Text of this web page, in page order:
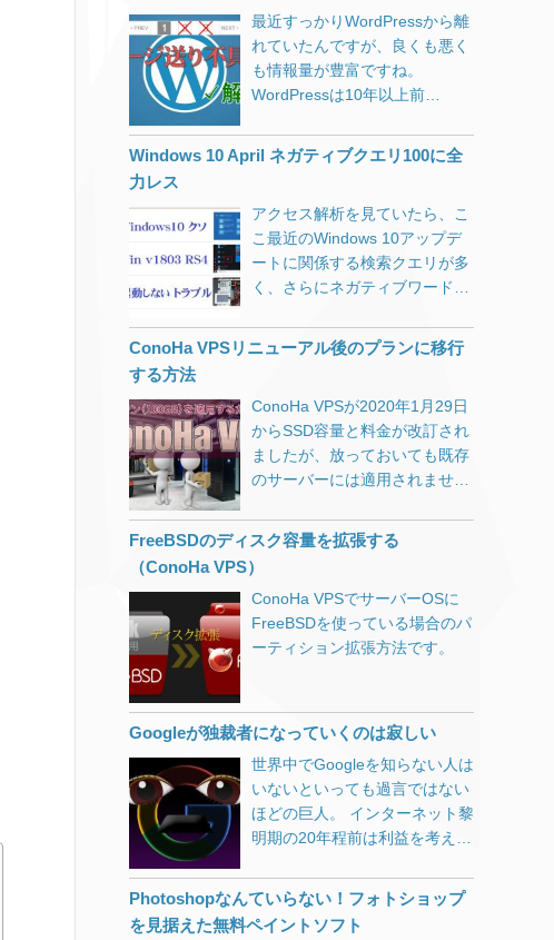
図に対応しています。 readme
に書き忘れてしまいましたが、
マップ表示のショートコードは
[lmap]で表示されます。（エル
マップではありません） WP
mapper.zip（WordPress用MAP
登録プラグイン） Download
WordPress公式サイト 当サイト
※WordPress公式サイトからの
す。（名称を変更等、新しいバ
方法 普通のプラグインと同じで
すが、まだWordPress.orgには
登録されていませんので、zipア
ーカイブをダウンロード・解凍
したものをFTP等でアップロー
ドしてください。
【2019.05.01追記】令和初日に
WordPress公式プラグインとし
て登録されました。その際
leafletから始まる名前はNGとい
上記よりleaflet-mapper.zip（ま
たはwp-leaflet-mapper.zip）を
ダウンロードする パソコンで解
凍する /wp-content/pluginsディ
レクトリにleaflet-mapperフォ
ルダをアップロードする
グインを有効にする WP Leaflet
Mapperの使い方 必要に応じて
「設定」－「Leaflet-Mapper」
でお願いしました。（工事に来
ていただいた業者様、忙しい時
期にありがとうございました）
タイトルの「下り速度
ータ（NEC WR8700N）の有線
bps表記にしてあります。 オリ
ジナルは↓これです。
WR8700Nのレビューはこちら
が参考になります。 2010年の
しか対応していないのと2スト
3台・4台と接続すると良く通信
が切れたりしていました。 業務
用はYAMAHA、家庭用はNECと
いう信念を10年以上貫いてきま
ーもありかな…と。（NTTが切
り替え工事の際に施策ルータと
はYAMAHAだったのがトドメ）
お買い得品をネットで見つけて
買ったのが「WSR-
ーのルータは、WSR-
2533DHP（L無し）とかWXR-
2533DHPとか間違い探しみた
いな型番号が多いので、気を付
けてください。 IPoE（IPv6）
には対応していませんが、4ス
1733Mbps（5GHz）＋
800Mbps（2.4GHz）が魅力で
実売価格7,000～8,000円。 9年
最近すっかりWordPressから離
れていたんですが、良くも悪く
も情報量が豊富ですね。
WordPressは10年以上前
じってますが、どんどん複雑化
してきて最近はhome.phpやら
らと、テンプレート構造を理解
するのさえ大変です。 時間があ
ったので何年か前に構築したサ
イトを手直ししていたところ、
ンが効かなくなってしまいまし
function長すぎなコンテンツ
で、どのタイミングで表示され
なくなったのか不明なまま、ネ
ット上の情報を頼りにあれこれ
決しました。 固定ページ用WP-
PageNavi対策コード
pagenavi_home($wp_query) {
if (!is_admin() && $wp_query-
>is_main_query() &&
$wp_query->set(‘post_type’,
‘iisys’); $wp_query-
>set(‘posts_per_page’, 12); } }
add_action(‘pre_get_posts’,
‘pagenavi_home’); 3行目のcat
す。不要であれば行ごと削除。
4行目のpost_typeはカスタム投
稿タイプを指定。iisysは一例
Windows 10 April ネガティブクエリ100に全
力レス
アクセス解析を見ていたら、こ
こ最近のWindows 10アップデ
ートに関係する検索クエリが多
く、さらにネガティブワードだ
だと認識しました。 復旧しよう
と何日も寝ずにがんばって再イ
あげく、ハードを疑いだして何
時間もかけてデバイス買いに行
って取り付けてみたものの結局
変わらず無駄な出費だけがかさ
利用できないとどうしようもな
したりと、人それぞれの重みを
感じる検索クエリ達。
windows10 1803 不具合 一番人
気。不具合てんこ盛りですもん
フリーズするあたりからでし
おかげかもしれません！様子見
ましょう。 kb4103727 不具合
はい。私はなんとか削除できま
した。 windows10 1803 不具合
ネットワーク 具合が悪くなると
あっちもこっちも辛くなります
よね。 windows10 kb4103727
ConoHa VPSリニューアル後のプランに移行
する方法
ConoHa VPSが2020年1月29日
からSSD容量と料金が改訂され
ましたが、放っておいても既存
のサーバーには適用されませ
が必要になります。 旧サーバー
停止 ※自動バックアップを設定
している場合には不要 旧サーバ
ーのイメージ保存 ※自動バック
アップを設定している場合には
不要 新サーバー追加（保存イメ
料金が重複してしまうのではと
ころ以下のような回答をいただ
きました。 ConoHaのサービス
については1時間毎の課金とな
りますので 料金についてはご任
後に新たに サーバーを追加する
ことで料金の重複は発生しない
FreeBSDのディスク容量を拡張する
（ConoHa VPS）
ConoHa VPSでサーバーOSに
FreeBSDを使っている場合のパ
ーティション拡張方法です。
Googleが独裁者になっていくのは寂しい
世界中でGoogleを知らない人は
いないといっても過言ではない
ほどの巨人。 インターネット黎
明期の20年程前は利益を考えな
力がありましたが、最近は大き
くなりすぎてしまった弊害が目
立ちます…。資本主義の限界な
Photoshopなんていらない！フォトショップ
を見据えた無料ペイントソフト